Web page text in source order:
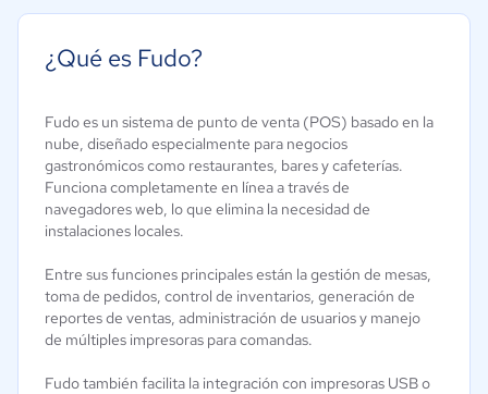
¿Qué es Fudo?
Fudo es un sistema de punto de venta (POS) basado en la
nube, diseñado especialmente para negocios
gastronómicos como restaurantes, bares y cafeterías.
Funciona completamente en línea a través de
navegadores web, lo que elimina la necesidad de
instalaciones locales.
Entre sus funciones principales están la gestión de mesas,
toma de pedidos, control de inventarios, generación de
reportes de ventas, administración de usuarios y manejo
de múltiples impresoras para comandas.
Fudo también facilita la integración con impresoras USB o